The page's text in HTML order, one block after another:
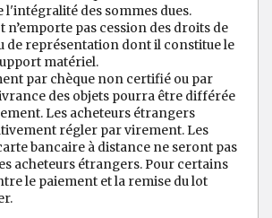
l'intégralité des sommes dues.
n’emporte pas cession des droits de
de représentation dont il constitue le
matériel.
par chèque non certifié ou par
des objets pourra être différée
Les acheteurs étrangers
régler par virement. Les
bancaire à distance ne seront pas
acheteurs étrangers. Pour certains
le paiement et la remise du lot